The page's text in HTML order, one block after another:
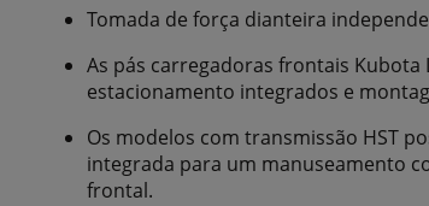
Tomada de força dianteira
As pás carregadoras frontais Kubota
estacionamento integrados e
Os modelos com transmissão HST
integrada para um manuseamento
frontal.